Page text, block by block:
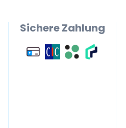
Sichere Zahlung